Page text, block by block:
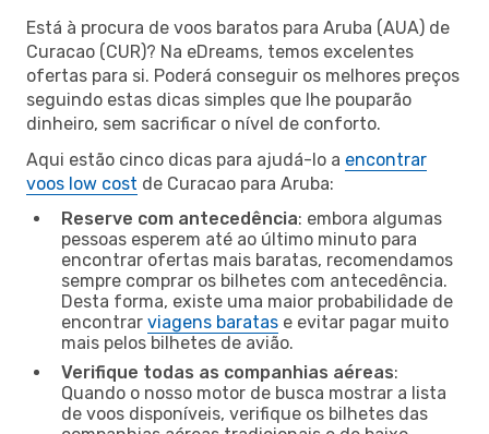
Está à procura de voos baratos para Aruba (AUA) de
Curacao (CUR)? Na eDreams, temos excelentes
ofertas para si. Poderá conseguir os melhores preços
seguindo estas dicas simples que lhe pouparão
dinheiro, sem sacrificar o nível de conforto.
Aqui estão cinco dicas para ajudá-lo a encontrar
voos low cost de Curacao para Aruba:
Reserve com antecedência: embora algumas
pessoas esperem até ao último minuto para
encontrar ofertas mais baratas, recomendamos
sempre comprar os bilhetes com antecedência.
Desta forma, existe uma maior probabilidade de
encontrar viagens baratas e evitar pagar muito
mais pelos bilhetes de avião.
Verifique todas as companhias aéreas:
Quando o nosso motor de busca mostrar a lista
de voos disponíveis, verifique os bilhetes das